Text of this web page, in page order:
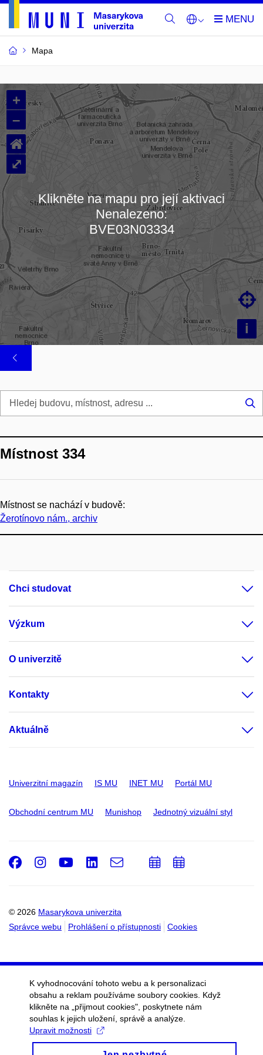
Mapa
Budovy
a
místnosti
MU
Načítám mapu…
+
–
i

⌂
⤢
Klikněte na mapu pro její aktivaci
Nenalezeno:
BVE03N03334
Místnost 334
Místnost se nachází v budově:
Žerotínovo nám., archiv
Chci studovat
Výzkum
O univerzitě
Kontakty
Aktuálně
Univerzitní magazín IS MU INET MU Portál MU
Obchodní centrum MU Munishop Jednotný vizuální styl
© 2026 Masarykova univerzita
Správce webu
Prohlášení o přístupnosti Cookies
Facebook
Instagram
Youtube
LinkedIn
e-
PřidatPřidat
K vyhodnocování tohoto webu a k personalizaci
obsahu a reklam používáme soubory cookies. Když
klikněte na „přijmout cookies", poskytnete nám
souhlas k jejich uložení, správě a analýze.
Upravit možnosti